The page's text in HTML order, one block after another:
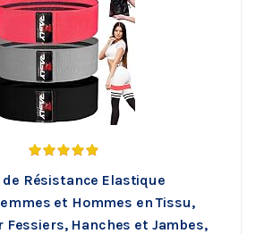
de Résistance Elastique
et Hommes en Tissu,
Fessiers, Hanches et Jambes,